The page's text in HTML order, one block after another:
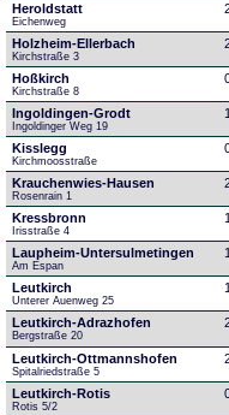
Heroldstatt
Eichenweg
Holzheim-Ellerbach
Kirchstraße 3
Hoßkirch
Kirchstraße 8
Ingoldingen-Grodt
Ingoldinger Weg 19
Kisslegg
Kirchmoosstraße
Krauchenwies-Hausen
Rosenrain 1
Kressbronn
Irisstraße 4
Laupheim-Untersulmetingen
Am Espan
Leutkirch
Unterer Auenweg 25
Leutkirch-Adrazhofen
Bergstraße 20
Leutkirch-Ottmannshofen
Spitalriedstraße 5
Leutkirch-Rotis
Rotis 5/2